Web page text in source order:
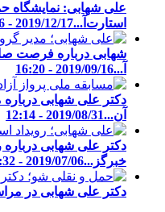
علی شهابی: نمایشگاه
استارت‌آ...2019/12/17 - 15:16
شهابی درباره فرصت
آ...2019/09/16 - 16:20
دکتر علی شهابی درباره
آن...2019/08/31 - 12:14
دکتر علی شهابی درباره
خبرگز...2019/07/06 - 12:32
دکتر علی شهابی در